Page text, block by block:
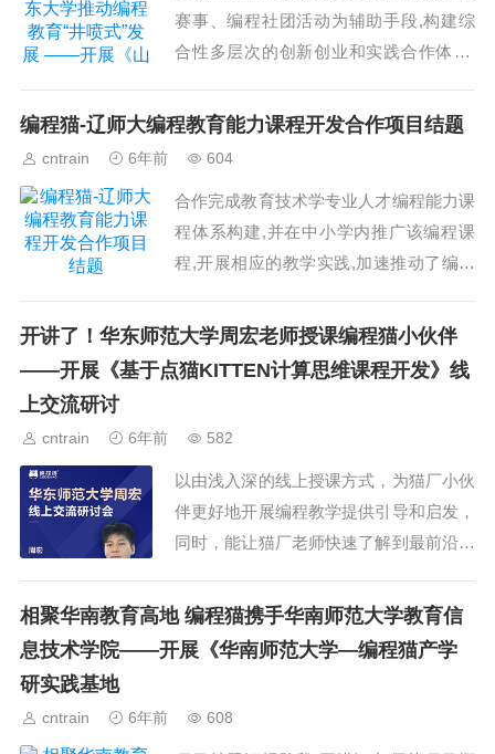
赛事、编程社团活动为辅助手段,构建综
合性多层次的创新创业和实践合作体系,
“大众创业,万众创新”指导思想。...
编程猫-辽师大编程教育能力课程开发合作项目结题
cntrain 6年前 604
合作完成教育技术学专业人才编程能力课
程体系构建,并在中小学内推广该编程课
程,开展相应的教学实践,加速推动了编程
开讲了！华东师范大学周宏老师授课编程猫小伙伴
——开展《基于点猫KITTEN计算思维课程开发》线
上交流研讨
cntrain 6年前 582
以由浅入深的线上授课方式，为猫厂小伙
伴更好地开展编程教学提供引导和启发，
同时，能让猫厂老师快速了解到最前沿高
相聚华南教育高地 编程猫携手华南师范大学教育信
息技术学院——开展《华南师范大学—编程猫产学
研实践基地
cntrain 6年前 608